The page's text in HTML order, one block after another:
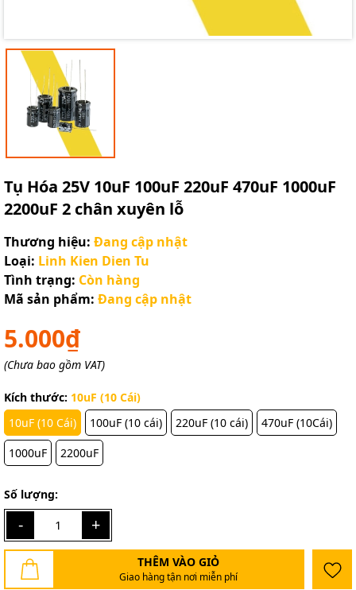
Tụ Hóa 25V 10uF 100uF 220uF 470uF 1000uF
2200uF 2 chân xuyên lỗ
Thương hiệu: Đang cập nhật
Loại: Linh Kien Dien Tu
Tình trạng: Còn hàng
Mã sản phẩm: Đang cập nhật
5.000₫
(Chưa bao gồm VAT)
Kích thước: 10uF (10 Cái)
10uF (10 Cái)
100uF (10 cái) 220uF (10 cái)
470uF (10Cái)
1000uF
2200uF
Số lượng:
- +
THÊM VÀO GIỎ
Giao hàng tận nơi miễn phí
Điều kiện: